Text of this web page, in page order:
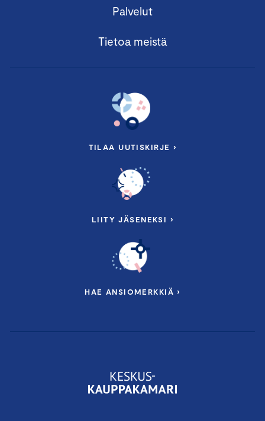
Palvelut
Tietoa meistä
TILAA UUTISKIRJE ›
LIITY JÄSENEKSI ›
HAE ANSIOMERKKIÄ ›